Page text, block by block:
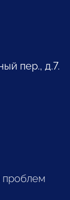
пер., д.7.
проблем